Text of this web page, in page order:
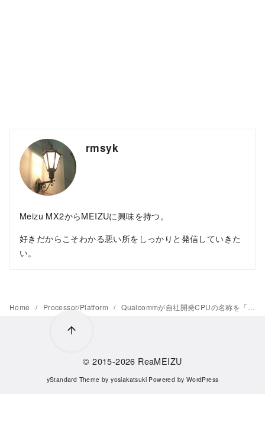
rmsyk
Meizu MX2からMEIZUに興味を持つ。
好きだからこそわかる悪い所をしっかりと発信していきた
い。
Home Processor/Platform Qualcommが自社開発CPUの名称を「Oryon」に決定したと発表、2023年末に採用製品が発表予定
© 2015-2026 ReaMEIZU
yStandard Theme byyosiakatsuki Powered by WordPress